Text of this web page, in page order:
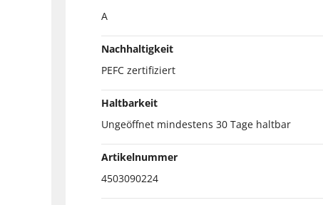
A
Nachhaltigkeit
PEFC zertifiziert
Haltbarkeit
Ungeöffnet mindestens 30 Tage haltbar
Artikelnummer
4503090224